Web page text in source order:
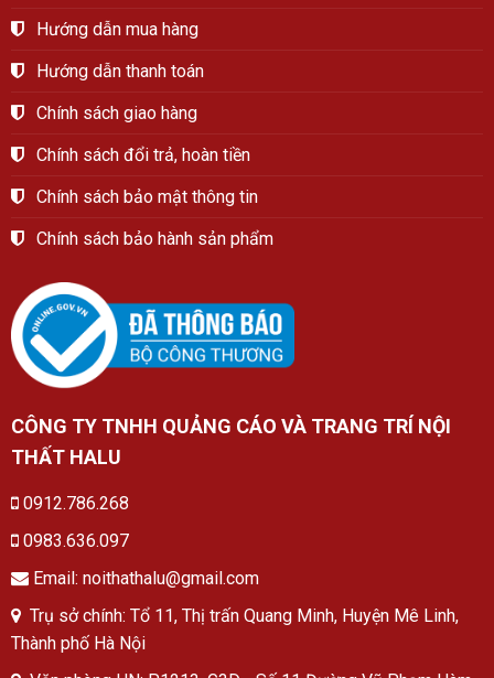
Hướng dẫn mua hàng
Hướng dẫn thanh toán
Chính sách giao hàng
Chính sách đổi trả, hoàn tiền
Chính sách bảo mật thông tin
Chính sách bảo hành sản phẩm
CÔNG TY TNHH QUẢNG CÁO VÀ TRANG TRÍ NỘI
THẤT HALU
0912.786.268
0983.636.097
Email: noithathalu@gmail.com
Trụ sở chính: Tổ 11, Thị trấn Quang Minh, Huyện Mê Linh,
Thành phố Hà Nội